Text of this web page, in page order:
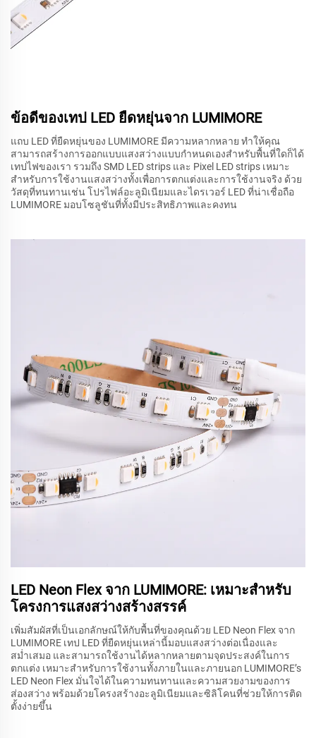
ข้อดีของเทป LED ยืดหยุ่นจาก LUMIMORE
แถบ LED ที่ยืดหยุ่นของ LUMIMORE มีความหลากหลาย ทำให้คุณ
สามารถสร้างการออกแบบแสงสว่างแบบกำหนดเองสำหรับพื้นที่ใดก็ได้
เทปไฟของเรา รวมถึง SMD LED strips และ Pixel LED strips เหมาะ
สำหรับการใช้งานแสงสว่างทั้งเพื่อการตกแต่งและการใช้งานจริง ด้วย
วัสดุที่ทนทานเช่น โปรไฟล์อะลูมิเนียมและไดรเวอร์ LED ที่น่าเชื่อถือ
LUMIMORE มอบโซลูชันที่ทั้งมีประสิทธิภาพและคงทน
LED Neon Flex จาก LUMIMORE: เหมาะสำหรับ
โครงการแสงสว่างสร้างสรรค์
เพิ่มสัมผัสที่เป็นเอกลักษณ์ให้กับพื้นที่ของคุณด้วย LED Neon Flex จาก
LUMIMORE เทป LED ที่ยืดหยุ่นเหล่านี้มอบแสงสว่างต่อเนื่องและ
สม่ำเสมอ และสามารถใช้งานได้หลากหลายตามจุดประสงค์ในการ
ตกแต่ง เหมาะสำหรับการใช้งานทั้งภายในและภายนอก LUMIMORE’s
LED Neon Flex มั่นใจได้ในความทนทานและความสวยงามของการ
ส่องสว่าง พร้อมด้วยโครงสร้างอะลูมิเนียมและซิลิโคนที่ช่วยให้การติด
ตั้งง่ายขึ้น